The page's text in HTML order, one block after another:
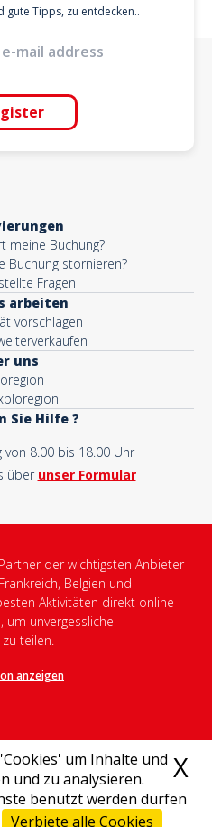
um Inhalte und
und zu analysieren.
benutzt werden dürfen
Verbiete alle Cookies
X
gute Tipps, zu entdecken..
meine Buchung?
Buchung stornieren?
Fragen
arbeiten
vorschlagen
uns
Sie Hilfe ?
8.00 bis 18.00 Uhr
über unser Formular
der wichtigsten Anbieter
Belgien und
Aktivitäten direkt online
um unvergessliche
teilen.
anzeigen
-Datenschutzrichtlinie-
Bonjour-Sitemap